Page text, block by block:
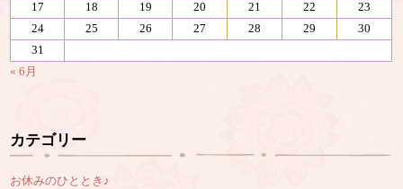
17
18 19 20 21 22
23
24
25 26 27 28 29
30
31
« 6月
カテゴリー
お休みのひととき♪